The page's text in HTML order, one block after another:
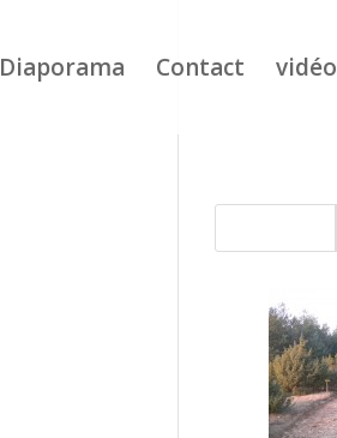
Diaporama Contact vidéo